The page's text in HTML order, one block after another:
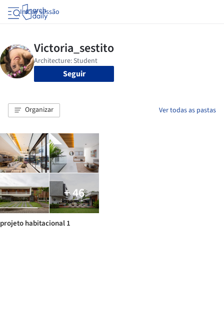
Iniciar sessão
Seguir
Organizar Ver todas as pastas
+ 46
projeto habitacional 1